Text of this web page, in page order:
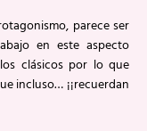
parece ser
en este aspecto
clásicos por lo que
incluso… ¡¡recuerdan